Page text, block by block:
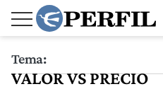
Tema:
VALOR VS PRECIO